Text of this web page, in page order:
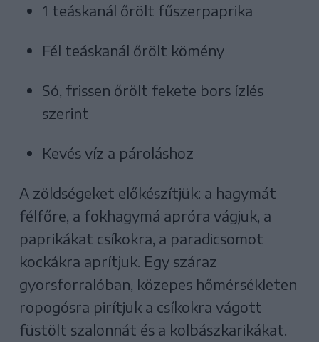
1 teáskanál őrölt fűszerpaprika
Fél teáskanál őrölt kömény
Só, frissen őrölt fekete bors ízlés
szerint
Kevés víz a pároláshoz
A zöldségeket előkészítjük: a hagymát
félfőre, a fokhagymá apróra vágjuk, a
paprikákat csíkokra, a paradicsomot
kockákra aprítjuk. Egy száraz
gyorsforralóban, közepes hőmérsékleten
ropogósra pirítjuk a csíkokra vágott
füstölt szalonnát és a kolbászkarikákat.